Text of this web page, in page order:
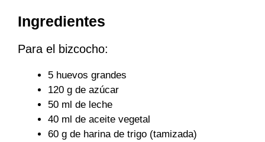
Ingredientes
Para el bizcocho:
5 huevos grandes
120 g de azúcar
50 ml de leche
40 ml de aceite vegetal
60 g de harina de trigo (tamizada)